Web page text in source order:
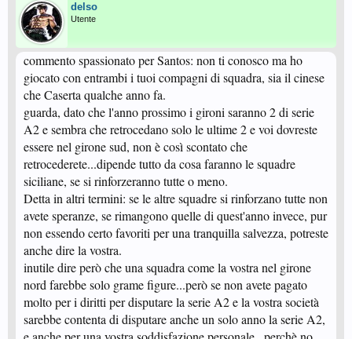
delso
Utente
commento spassionato per Santos: non ti conosco ma ho
giocato con entrambi i tuoi compagni di squadra, sia il cinese
che Caserta qualche anno fa.
guarda, dato che l'anno prossimo i gironi saranno 2 di serie
A2 e sembra che retrocedano solo le ultime 2 e voi dovreste
essere nel girone sud, non è così scontato che
retrocederete...dipende tutto da cosa faranno le squadre
siciliane, se si rinforzeranno tutte o meno.
Detta in altri termini: se le altre squadre si rinforzano tutte non
avete speranze, se rimangono quelle di quest'anno invece, pur
non essendo certo favoriti per una tranquilla salvezza, potreste
anche dire la vostra.
inutile dire però che una squadra come la vostra nel girone
nord farebbe solo grame figure...però se non avete pagato
molto per i diritti per disputare la serie A2 e la vostra società
sarebbe contenta di disputare anche un solo anno la serie A2,